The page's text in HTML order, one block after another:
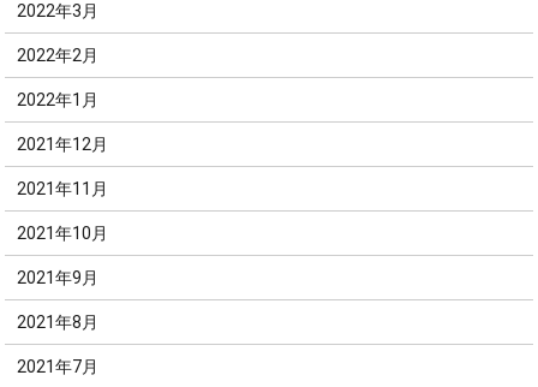
2022年3月
2022年2月
2022年1月
2021年12月
2021年11月
2021年10月
2021年9月
2021年8月
2021年7月